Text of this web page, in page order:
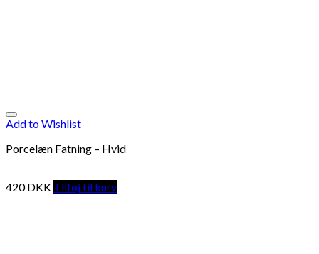
Add to Wishlist
Porcelæn Fatning – Hvid
420DKK Tilføj til kurv